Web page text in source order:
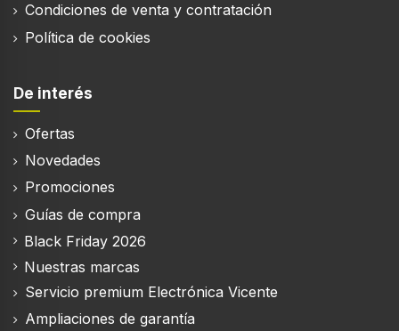
Certificación
CE, VDE
9 kg
1400 RPM
Clase de secado por giro
B
Clase de emisión de ruido
A
Condiciones de venta y contratación
Política de cookies
De interés
Ofertas
Novedades
Promociones
Guías de compra
Black Friday 2026
Nuestras marcas
Servicio premium Electrónica Vicente
Ampliaciones de garantía